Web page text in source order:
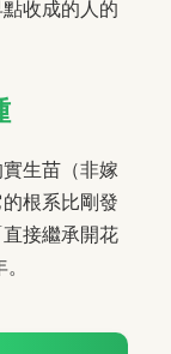
收成的人的
生苗（非嫁
根系比剛發
接繼承開花